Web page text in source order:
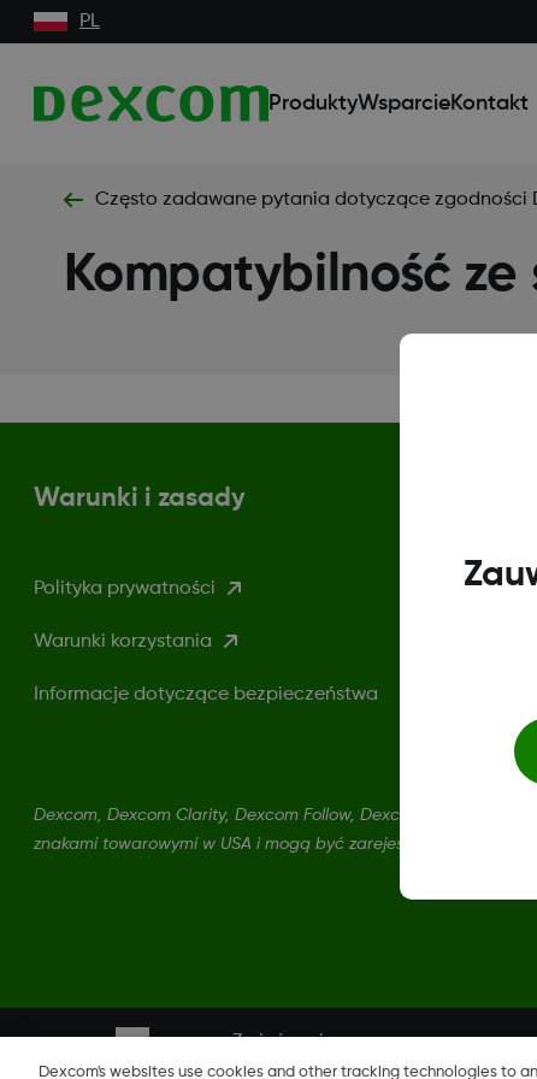
PL
ProduktyWsparcieKontakt
Często zadawane pytania dotyczące zgodności
Kompatybilność
Warunki i zasady
Polityka prywatności
Warunki korzystania
Informacje dotyczące bezpieczeństwa
Dexcom, Dexcom Clarity, Dexcom Follow, Dexcom One, Dexcom
znakami towarowymi w USA i mogą być zarejestrowane w
Zmień region
Dexcom's websites use cookies and other tracking technologies to